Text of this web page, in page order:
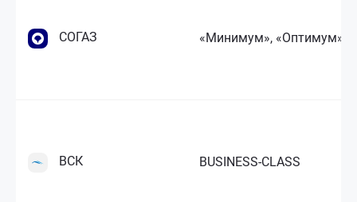
СОГАЗ «Минимум», «Оптимум»
ВСК BUSINESS-CLASS